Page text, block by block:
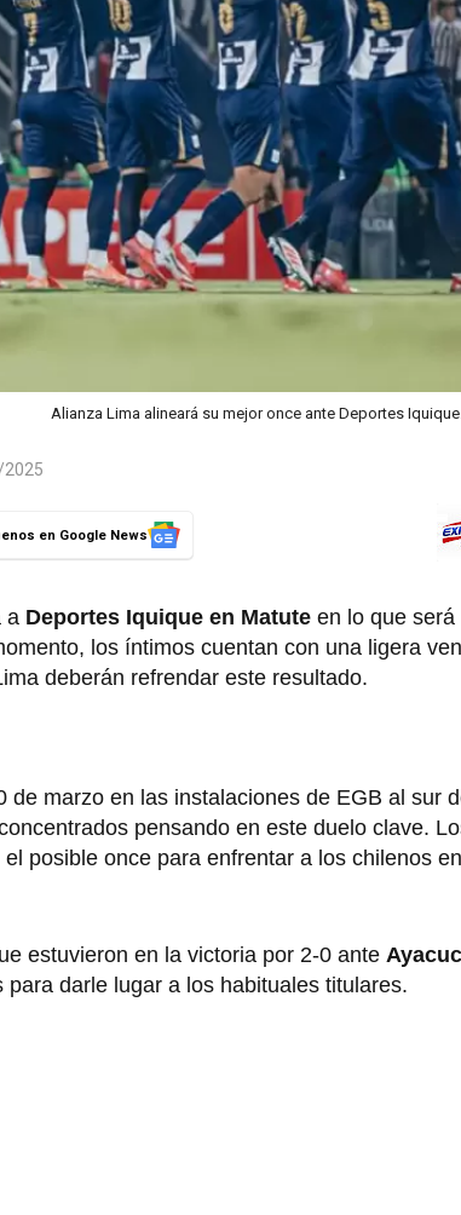
Alianza Lima alineará su mejor once ante Deportes
en Google News
a Deportes Iquique en Matute en lo que
los íntimos cuentan con una ligera
deberán refrendar este resultado.
marzo en las instalaciones de EGB al sur
pensando en este duelo clave.
posible once para enfrentar a los chilenos
estuvieron en la victoria por 2-0 ante
para darle lugar a los habituales titulares.